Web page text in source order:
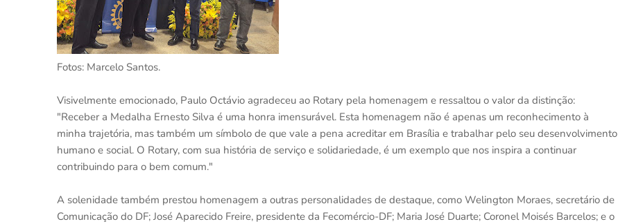
Fotos: Marcelo Santos.
Visivelmente emocionado, Paulo Octávio agradeceu ao Rotary pela homenagem e ressaltou o valor da distinção:
"Receber a Medalha Ernesto Silva é uma honra imensurável. Esta homenagem não é apenas um reconhecimento à
minha trajetória, mas também um símbolo de que vale a pena acreditar em Brasília e trabalhar pelo seu desenvolvimento
humano e social. O Rotary, com sua história de serviço e solidariedade, é um exemplo que nos inspira a continuar
contribuindo para o bem comum."
A solenidade também prestou homenagem a outras personalidades de destaque, como Welington Moraes, secretário de
Comunicação do DF; José Aparecido Freire, presidente da Fecomércio-DF; Maria José Duarte; Coronel Moisés Barcelos; e o